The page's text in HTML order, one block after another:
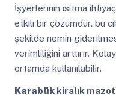
İşyerlerinin ısıtma
etkili bir çözümdür. bu
şekilde nemin
verimliliğini arttırır.
ortamda kullanılabilir.
Karabükkiralık